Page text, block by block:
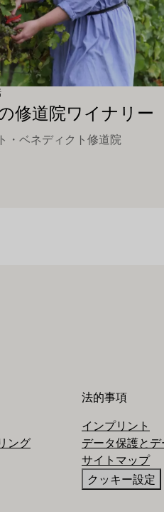
修道院ワイナリー
・ベネディクト修道院
ング
法的事項
インプリント
データ保護と
サイトマップ
クッキー設定